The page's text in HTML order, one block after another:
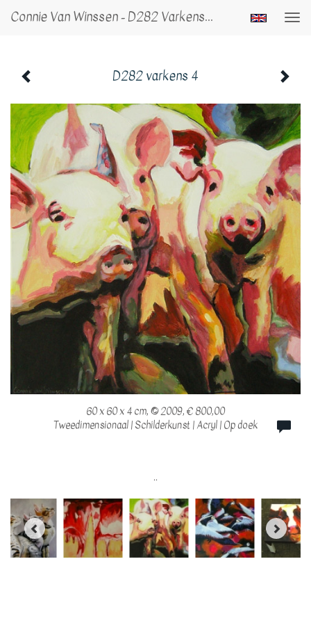
Connie Van Winssen - D282 Varkens 4
D282 varkens 4
60 x 60 x 4 cm, © 2009, € 800,00
Tweedimensionaal | Schilderkunst | Acryl | Op doek
..